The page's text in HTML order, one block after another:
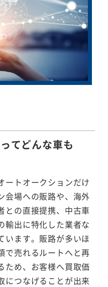
てどんな車も
ートオークションだけ
会場への販路や、海外
との直接提携、中古車
輸出に特化した業者な
います。販路が多いほ
で売れるルートへと再
ため、お客様へ買取価
につなげることが出来